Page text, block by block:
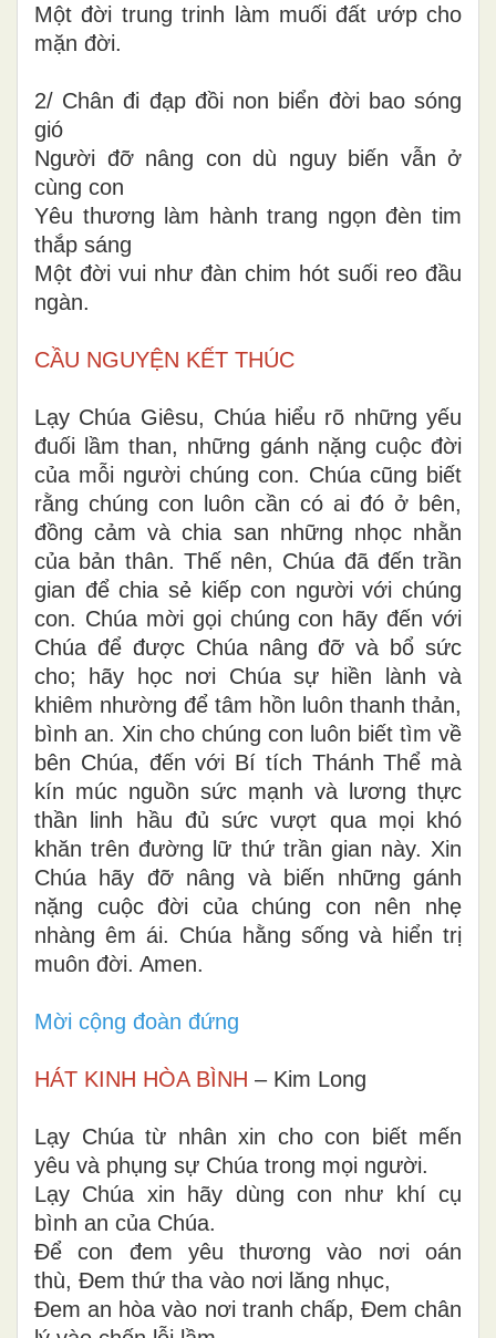
Một đời trung trinh làm muối đất ướp cho
mặn đời.
2/ Chân đi đạp đồi non biển đời bao sóng
gió
Người đỡ nâng con dù nguy biến vẫn ở
cùng con
Yêu thương làm hành trang ngọn đèn tim
thắp sáng
Một đời vui như đàn chim hót suối reo đầu
ngàn.
CẦU NGUYỆN KẾT THÚC
Lạy Chúa Giêsu, Chúa hiểu rõ những yếu
đuối lầm than, những gánh nặng cuộc đời
của mỗi người chúng con. Chúa cũng biết
rằng chúng con luôn cần có ai đó ở bên,
đồng cảm và chia san những nhọc nhằn
của bản thân. Thế nên, Chúa đã đến trần
gian để chia sẻ kiếp con người với chúng
con. Chúa mời gọi chúng con hãy đến với
Chúa để được Chúa nâng đỡ và bổ sức
cho; hãy học nơi Chúa sự hiền lành và
khiêm nhường để tâm hồn luôn thanh thản,
bình an. Xin cho chúng con luôn biết tìm về
bên Chúa, đến với Bí tích Thánh Thể mà
kín múc nguồn sức mạnh và lương thực
thần linh hầu đủ sức vượt qua mọi khó
khăn trên đường lữ thứ trần gian này. Xin
Chúa hãy đỡ nâng và biến những gánh
nặng cuộc đời của chúng con nên nhẹ
nhàng êm ái. Chúa hằng sống và hiển trị
muôn đời. Amen.
Mời cộng đoàn đứng
HÁT KINH HÒA BÌNH – Kim Long
Lạy Chúa từ nhân xin cho con biết mến
yêu và phụng sự Chúa trong mọi người.
Lạy Chúa xin hãy dùng con như khí cụ
bình an của Chúa.
Để con đem yêu thương vào nơi oán
thù, Đem thứ tha vào nơi lăng nhục,
Đem an hòa vào nơi tranh chấp, Đem chân